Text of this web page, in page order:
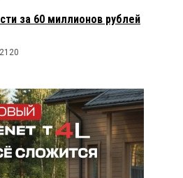
в 06:43:
2021 в 06:08:
ищете..? «жирующий» министр —
медведям.
мая 2021 в 05:49:
за 60 миллионов рублей
2120